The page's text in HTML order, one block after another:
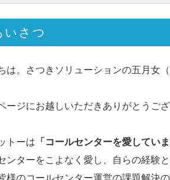
いさつ
は。さつきソリューションの五月女（
ージにお越しいただきありがとうござ
トーは 「コールセンターを愛していま
ンターをこよなく愛し、自らの経験
様のコールセンター運営の課題解決